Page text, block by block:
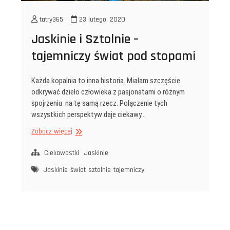
tatry365 23 lutego, 2020
Jaskinie i Sztolnie –
tajemniczy świat pod stopami
Każda kopalnia to inna historia. Miałam szczęście
odkrywać dzieło człowieka z pasjonatami o różnym
spojrzeniu na tę samą rzecz. Połączenie tych
wszystkich perspektyw daje ciekawy…
Zobacz więcej Jaskinie
–
świat
Ciekawostki
Jaskinie
Jaskinie świat sztolnie tajemniczy